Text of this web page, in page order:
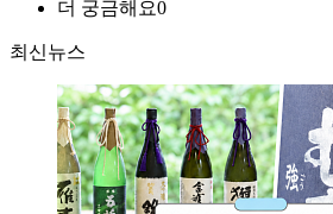
더 궁금해요0
최신뉴스